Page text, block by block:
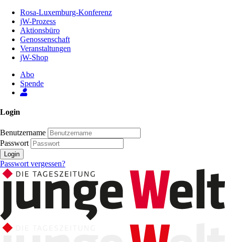
Inhalt
Seite
Rosa-Luxemburg-Konferenz
jW-Prozess
Aktionsbüro
Genossenschaft
Veranstaltungen
jW-Shop
Abo
Spende
Login
Benutzername
Passwort
Login
Passwort vergessen?